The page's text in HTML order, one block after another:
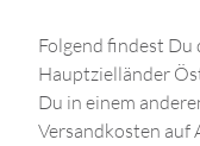
Folgend findest Du
Hauptzielländer
Du in einem
Versandkosten auf